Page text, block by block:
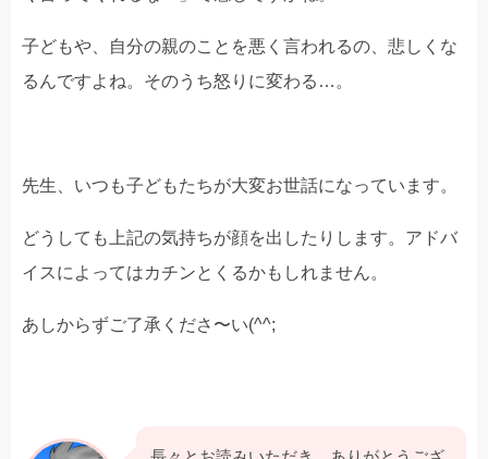
子どもや、自分の親のことを悪く言われるの、悲しくな
るんですよね。そのうち怒りに変わる…。
先生、いつも子どもたちが大変お世話になっています。
どうしても上記の気持ちが顔を出したりします。アドバ
イスによってはカチンとくるかもしれません。
あしからずご了承くださ〜い(^^;